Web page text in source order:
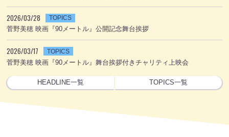
2026/03/28 TOPICS
菅野美穂 映画『90メートル』公開記念舞台挨拶
2026/03/17 TOPICS
菅野美穂 映画『90メートル』舞台挨拶付きチャリティ上映会
HEADLINE一覧 TOPICS一覧